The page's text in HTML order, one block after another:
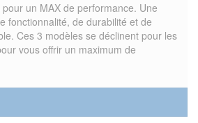
un MAX de performance. Une
fonctionnalité, de durabilité et de
Ces 3 modèles se déclinent pour les
vous offrir un maximum de